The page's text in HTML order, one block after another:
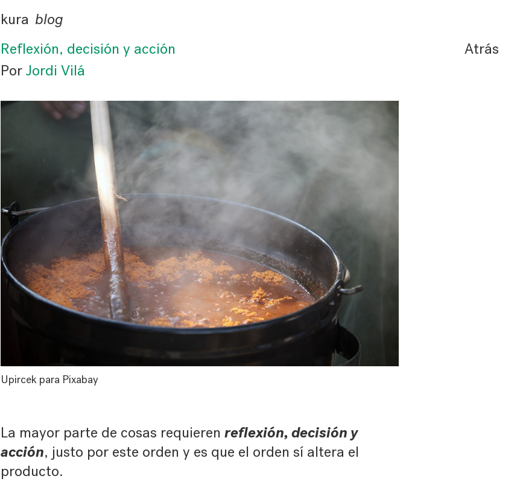
kura blog
Reflexión, decisión y acción
Atrás
Por Jordi Vilá
Upircek para Pixabay
La mayor parte de cosas requieren reflexión, decisión y
acción, justo por este orden y es que el orden sí altera el
producto.